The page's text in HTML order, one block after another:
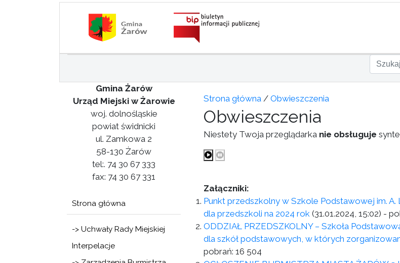
Gmina Żarów
Urząd Miejski w Żarowie
woj. dolnośląskie
powiat świdnicki
ul. Zamkowa 2
58-130 Żarów
tel:. 74 30 67 333
fax: 74 30 67 331
Strona główna
-> Uchwały Rady Miejskiej
Interpelacje
Strona główna / Obwieszczenia
Obwieszczenia
Niestety Twoja przeglądarka nie obsługuje
Załączniki:
Punkt przedszkolny w Szkole Podstawowej im.
dla przedszkoli na 2024 rok (31.01.2024, 15:02) -
ODDZIAŁ PRZEDSZKOLNY – Szkoła
dla szkół podstawowych, w których
pobrań: 16 504